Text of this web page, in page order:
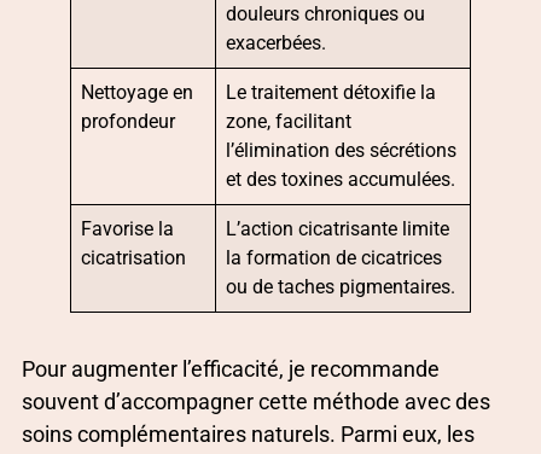
douleurs chroniques ou
exacerbées.
Nettoyage en
profondeur
Le traitement détoxifie la
zone, facilitant
l’élimination des sécrétions
et des toxines accumulées.
Favorise la
cicatrisation
L’action cicatrisante limite
la formation de cicatrices
ou de taches pigmentaires.
Pour augmenter l’efficacité, je recommande
souvent d’accompagner cette méthode avec des
soins complémentaires naturels. Parmi eux, les